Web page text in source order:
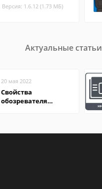
Версия: 1.6.12 (1.73 МБ)
Актуальные статьи
20 мая 2022
Свойства
обозревателя